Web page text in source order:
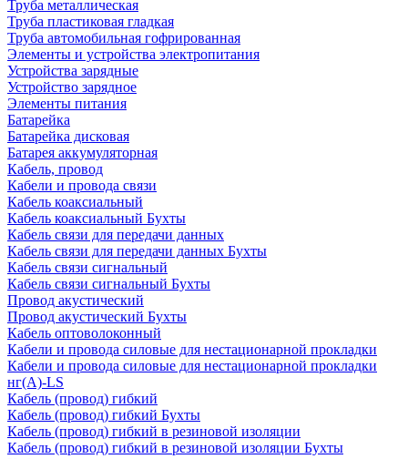
Труба металлическая
Труба пластиковая гладкая
Труба автомобильная гофрированная
Элементы и устройства электропитания
Устройства зарядные
Устройство зарядное
Элементы питания
Батарейка
Батарейка дисковая
Батарея аккумуляторная
Кабель, провод
Кабели и провода связи
Кабель коаксиальный
Кабель коаксиальный Бухты
Кабель связи для передачи данных
Кабель связи для передачи данных Бухты
Кабель связи сигнальный
Кабель связи сигнальный Бухты
Провод акустический
Провод акустический Бухты
Кабель оптоволоконный
Кабели и провода силовые для нестационарной прокладки
Кабели и провода силовые для нестационарной прокладки
нг(А)-LS
Кабель (провод) гибкий
Кабель (провод) гибкий Бухты
Кабель (провод) гибкий в резиновой изоляции
Кабель (провод) гибкий в резиновой изоляции Бухты